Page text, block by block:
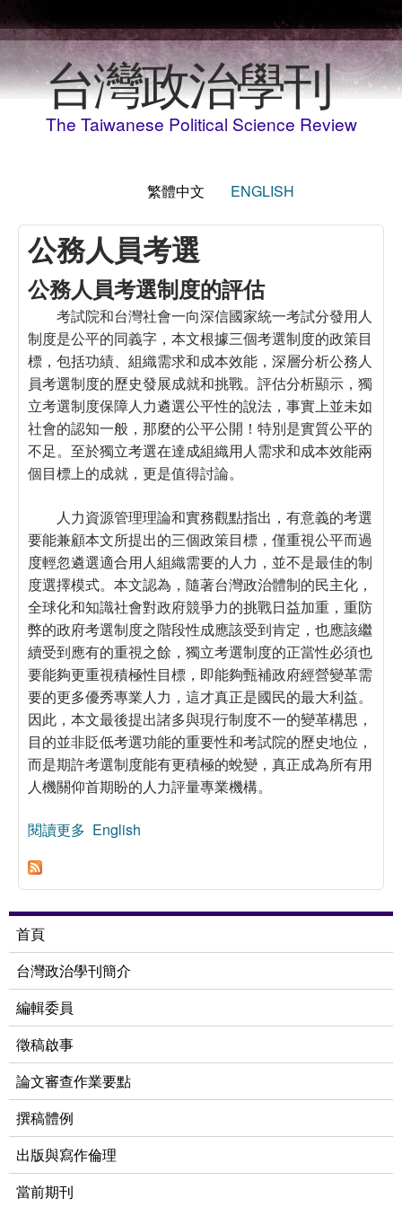
台灣政治學刊
The Taiwanese Political Science Review
繁體中文 ENGLISH
公務人員考選
公務人員考選制度的評估
考試院和台灣社會一向深信國家統一考試分發用人
制度是公平的同義字，本文根據三個考選制度的政策目
標，包括功績、組織需求和成本效能，深層分析公務人
員考選制度的歷史發展成就和挑戰。評估分析顯示，獨
立考選制度保障人力遴選公平性的說法，事實上並未如
社會的認知一般，那麼的公平公開！特別是實質公平的
不足。至於獨立考選在達成組織用人需求和成本效能兩
個目標上的成就，更是值得討論。
人力資源管理理論和實務觀點指出，有意義的考選
要能兼顧本文所提出的三個政策目標，僅重視公平而過
度輕忽遴選適合用人組織需要的人力，並不是最佳的制
度選擇模式。本文認為，隨著台灣政治體制的民主化，
全球化和知識社會對政府競爭力的挑戰日益加重，重防
弊的政府考選制度之階段性成應該受到肯定，也應該繼
續受到應有的重視之餘，獨立考選制度的正當性必須也
要能夠更重視積極性目標，即能夠甄補政府經營變革需
要的更多優秀專業人力，這才真正是國民的最大利益。
因此，本文最後提出諸多與現行制度不一的變革構思，
目的並非貶低考選功能的重要性和考試院的歷史地位，
而是期許考選制度能有更積極的蛻變，真正成為所有用
人機關仰首期盼的人力評量專業機構。
閱讀更多 關於公務人員考選制度的評估
English
首頁
台灣政治學刊簡介
編輯委員
徵稿啟事
論文審查作業要點
撰稿體例
出版與寫作倫理
當前期刊